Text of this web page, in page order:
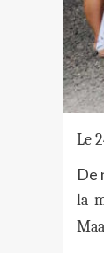
Le
De
la